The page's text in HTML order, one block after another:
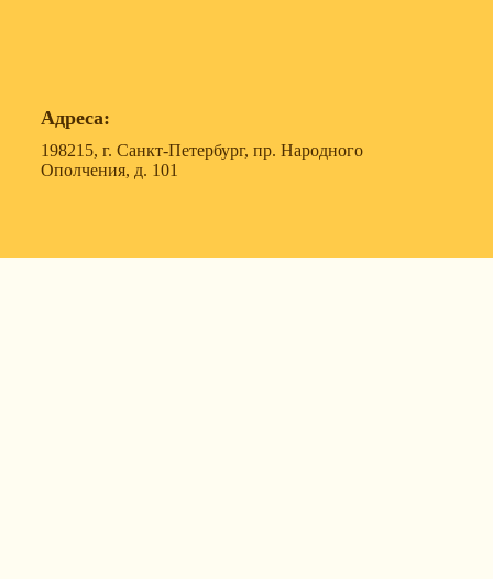
Адреса:
198215, г. Санкт-Петербург, пр. Народного
Ополчения, д. 101